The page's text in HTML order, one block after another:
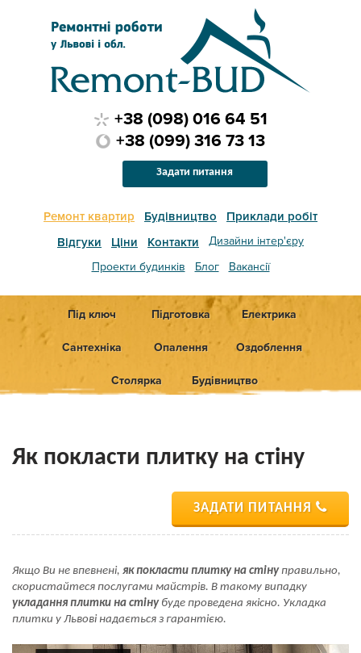
Ремонт квартир Будівництво
Приклади робіт
Відгуки
Ціни Контакти
Дизайни інтер'єру
Проекти будинків
Блог Вакансії
+38 (098) 016 64 51
+38 (099) 316 73 13
Задати питання
Під ключ Підготовка Електрика
Сантехніка Опалення Оздоблення
Столярка Будівництво
Як покласти плитку на стіну
ЗАДАТИ ПИТАННЯ
Якщо Ви не впевнені, як покласти плитку на стінуправильно,
скористайтеся послугами майстрів. В такому випадку
укладання плитки на стінубуде проведена якісно. Укладка
плитки у Львові надається з гарантією.